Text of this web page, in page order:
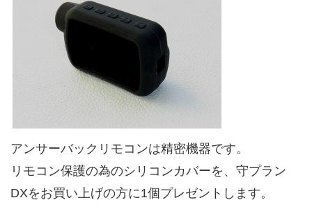
アンサーバックリモコンは精密機器です。
リモコン保護の為のシリコンカバーを、守プラン
DXをお買い上げの方に1個プレゼントします。